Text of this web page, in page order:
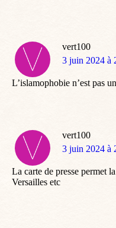
vert100
dit
3 juin 2024 à
L’islamophobie n’est pas
vert100
dit
3 juin 2024 à
La carte de presse permet
Versailles etc